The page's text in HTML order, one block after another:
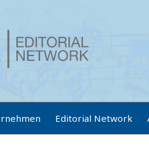
Editorial Network